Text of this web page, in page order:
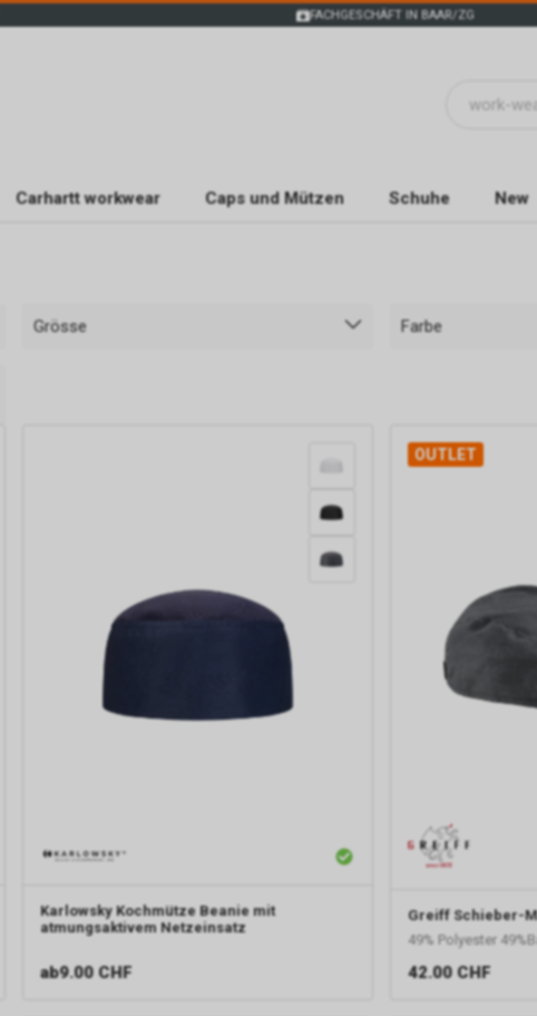
FACHGESCHÄFT IN BAAR/ZG
Carhartt workwear Caps und Mützen Schuhe New
Grösse Farbe
Karlowsky Kochmütze Beanie mit
atmungsaktivem Netzeinsatz
ab9.00 CHF
OUTLET
Greiff Schieber-
49% Polyester
42.00 CHF